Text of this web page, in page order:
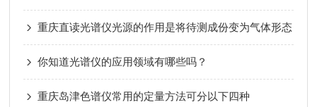
重庆直读光谱仪光源的作用是将待测成份变为气体形态
你知道光谱仪的应用领域有哪些吗？
重庆岛津色谱仪常用的定量方法可分以下四种